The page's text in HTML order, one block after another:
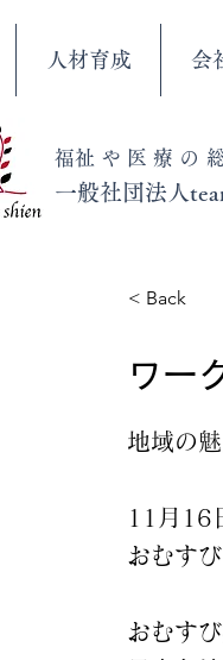
人材育成 会
福祉や医療の
​一般社団法人
< Back
ワー
地域の
11月16
おむす
おむす